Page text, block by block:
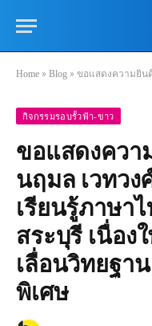
Home » Blog » ขอแสดงความยินดีกับ คุณครูนฤมล เวทวงศ์ ค
กิจกรรมรอบรั้วฟ้า-ขาว
ขอแสดงคว
นฤมล เวทวง
เรียนรู้ภาษา
สระบุรี เนื่อง
เลื่อนวิทยฐา
พิเศษ